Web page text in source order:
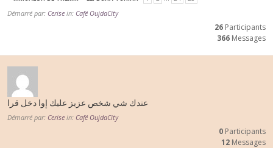
Démarré par: Cerise in: Café OujdaCity
26 Participants
366 Messages
عندك شي شخص عزيز عليك إوا دخل قرا
Démarré par: Cerise in: Café OujdaCity
0 Participants
12 Messages